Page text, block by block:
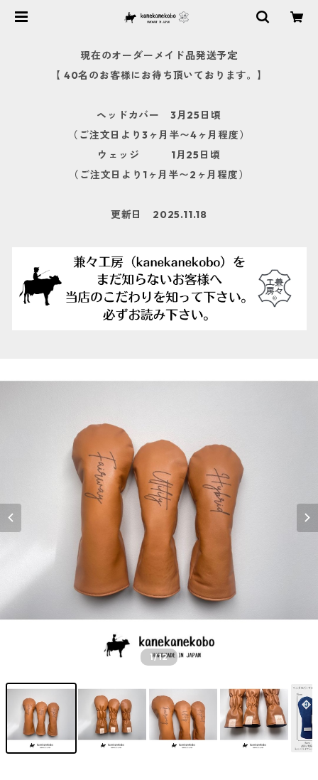
現在のオーダーメイド品発送予定
【 40名のお客様にお待ち頂いております。】
ヘッドカバー 3月25日頃
（ご注文日より3ヶ月半〜4ヶ月程度）
ウェッジ 1月25日頃
（ご注文日より1ヶ月半〜2ヶ月程度）
更新日 2025.11.18
1/12